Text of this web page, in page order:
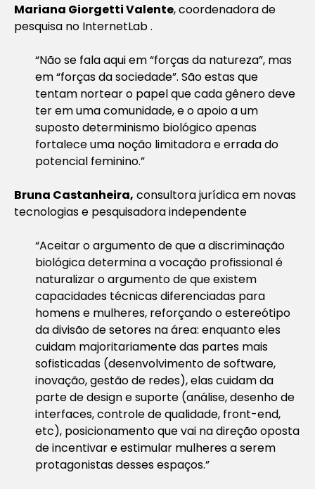
Mariana Giorgetti Valente, coordenadora de
pesquisa no InternetLab .
“Não se fala aqui em “forças da natureza”, mas
em “forças da sociedade”. São estas que
tentam nortear o papel que cada gênero deve
ter em uma comunidade, e o apoio a um
suposto determinismo biológico apenas
fortalece uma noção limitadora e errada do
potencial feminino.”
Bruna Castanheira, consultora jurídica em novas
tecnologias e pesquisadora independente
“Aceitar o argumento de que a discriminação
biológica determina a vocação profissional é
naturalizar o argumento de que existem
capacidades técnicas diferenciadas para
homens e mulheres, reforçando o estereótipo
da divisão de setores na área: enquanto eles
cuidam majoritariamente das partes mais
sofisticadas (desenvolvimento de software,
inovação, gestão de redes), elas cuidam da
parte de design e suporte (análise, desenho de
interfaces, controle de qualidade, front-end,
etc), posicionamento que vai na direção oposta
de incentivar e estimular mulheres a serem
protagonistas desses espaços.”